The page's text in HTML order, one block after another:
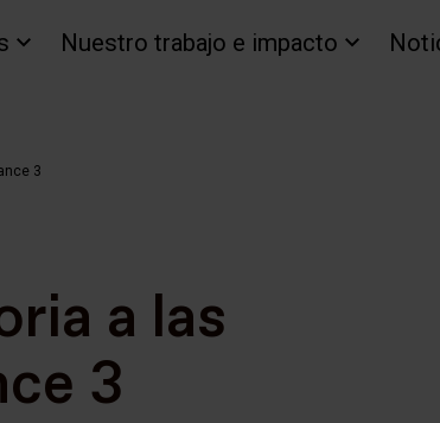
Nuestro trabajo e impacto
3
a las
3